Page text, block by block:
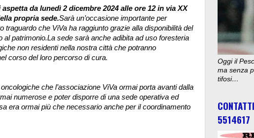
aspetta da lunedì 2 dicembre 2024 alle ore 12 in via XX
propria sede.Sarà un’occasione importante per
traguardo che ViVa ha raggiunto grazie alla disponibilità del
al patrimonio.La sede sarà anche adibita ad uso foresteria
non residenti nella nostra città che potranno
corso del loro percorso di cura.
che l’associazione ViVa ormai porta avanti dalla
numerose e poter disporre di una sede operativa ed
era ormai più che necessario anche per il coordinamento
Oggi il
ma senza
tifosi…
5514617